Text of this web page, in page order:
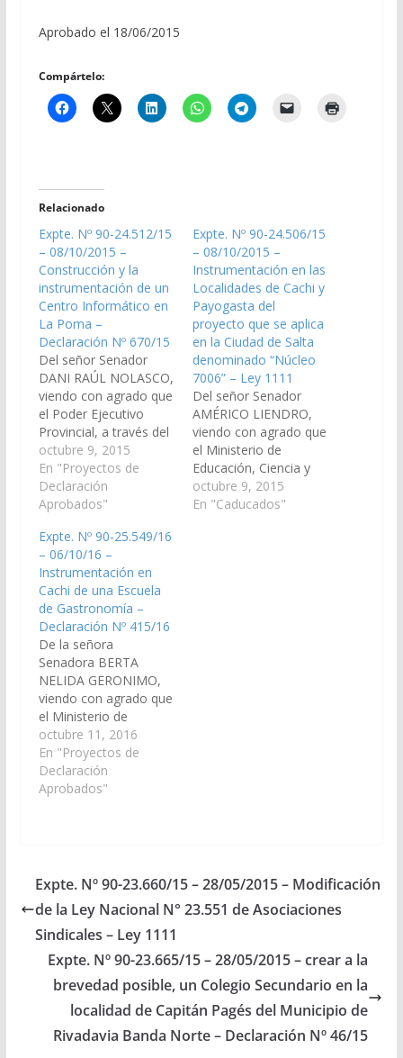
Aprobado el 18/06/2015
Compártelo:
Relacionado
Expte. Nº 90-24.512/15
– 08/10/2015 –
Construcción y la
instrumentación de un
Centro Informático en
La Poma –
Declaración Nº 670/15
Del señor Senador
DANI RAÚL NOLASCO,
viendo con agrado que
el Poder Ejecutivo
Provincial, a través del
Ministerio de
Educación Ciencias y
Tecnología de la
Provincia de Salta, que
presupuesto 2016 la
construcción y la
instrumentación de un
Centro Informático en
La Poma, El Rodeo,
Cobres, y…
octubre 9, 2015
En "Proyectos de
Declaración
Aprobados"
Expte. Nº 90-24.506/15
– 08/10/2015 –
Instrumentación en las
Localidades de Cachi y
Payogasta del
proyecto que se aplica
en la Ciudad de Salta
denominado “Núcleo
7006” – Ley 1111
Del señor Senador
AMÉRICO LIENDRO,
viendo con agrado que
el Ministerio de
Educación, Ciencia y
Tecnología de la
Provincia de Salta
octubre 9, 2015
En "Caducados"
Expte. Nº 90-25.549/16
– 06/10/16 –
Instrumentación en
Cachi de una Escuela
de Gastronomía –
Declaración Nº 415/16
De la señora
Senadora BERTA
NELIDA GERONIMO,
viendo con agrado que
el Ministerio de
Educación, Ciencia y
Tecnología de la
Provincia de Salta y en
articulación con la
en la instrumentación
en Cachi de una
Escuela de
Gastronomía a…
octubre 11, 2016
En "Proyectos de
Declaración
Aprobados"
Expte. Nº 90-23.660/15 – 28/05/2015 – Modificación
de la Ley Nacional N° 23.551 de Asociaciones
Sindicales – Ley 1111
Expte. Nº 90-23.665/15 – 28/05/2015 – crear a la
brevedad posible, un Colegio Secundario en la
localidad de Capitán Pagés del Municipio de
Rivadavia Banda Norte – Declaración Nº 46/15